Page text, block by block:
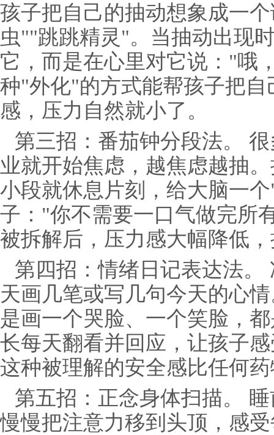
孩子把自己的抽动想象成一
虫""跳跳精灵"。当抽动出现
它，而是在心里对它说："哦
种"外化"的方式能帮孩子把
感，压力自然就小了。
第三招：番茄钟分段法。
业就开始焦虑，越焦虑越抽
小段就休息片刻，给大脑一
子："你不需要一口气做完所
被拆解后，压力感大幅降低
第四招：情绪日记表达法
天画几笔或写几句今天的心
是画一个哭脸、一个笑脸，
长每天翻看并回应，让孩子
这种被理解的安全感比任何
第五招：正念身体扫描。
慢慢把注意力移到头顶，感